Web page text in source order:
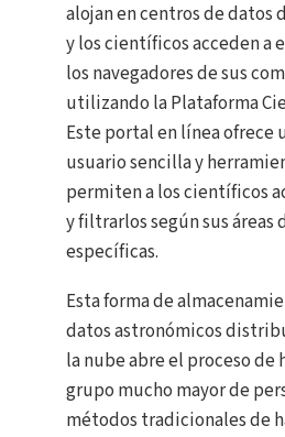
alojan en centros de datos
y los científicos acceden a
los navegadores de sus
utilizando la Plataforma
Este portal en línea ofrece
usuario sencilla y
permiten a los científicos
y filtrarlos según sus áreas
específicas.
Esta forma de
datos astronómicos
la nube abre el proceso de
grupo mucho mayor de
métodos tradicionales de